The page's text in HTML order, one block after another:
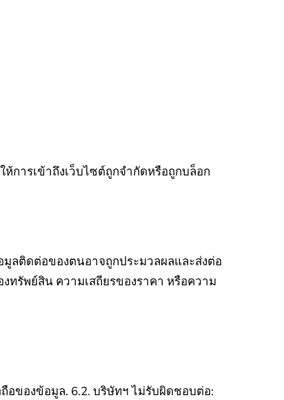
ห้การเข้าถึงเว็บไซต์ถูกจำกัดหรือถูกบล็อก
มูลติดต่อของตนอาจถูกประมวลผลและส่งต่อ
ทรัพย์สิน ความเสถียรของราคา หรือความ
อของข้อมูล. 6.2. บริษัทฯ ไม่รับผิดชอบต่อ: